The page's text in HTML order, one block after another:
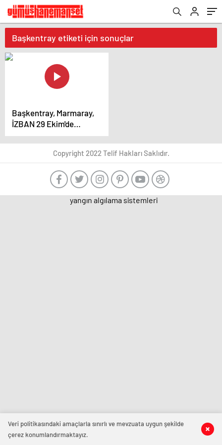
Başkentray etiketi için sonuçlar
Başkentray, Marmaray,
İZBAN 29 Ekim'de
ücretsiz hizmet
verecek – Güncel
Copyright 2022 Telif Hakları Saklıdır.
Veri politikasındaki amaçlarla sınırlı ve mevzuata uygun şekilde
çerez konumlandırmaktayız.
yangın algılama sistemleri